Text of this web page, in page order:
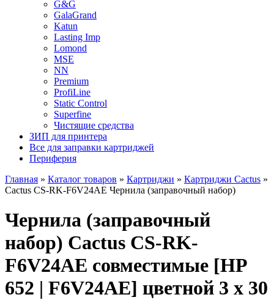
G&G
GalaGrand
Katun
Lasting Imp
Lomond
MSE
NN
Premium
ProfiLine
Static Control
Superfine
Чистящие средства
ЗИП для принтера
Все для заправки картриджей
Периферия
Главная » Каталог товаров » Картриджи » Картриджи Cactus »
Cactus CS-RK-F6V24AE Чернила (заправочный набор)
Чернила (заправочный
набор) Cactus CS-RK-
F6V24AE совместимые [HP
652 | F6V24AE] цветной 3 x 30